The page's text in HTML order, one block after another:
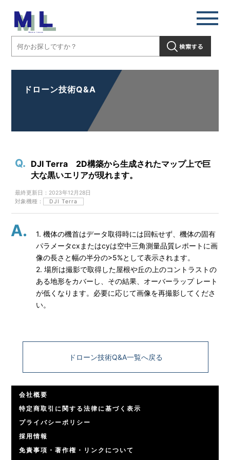
ドローン技術Q&A
DJI Terra 2D構築から生成されたマップ上で巨
大な黒いエリアが現れます。
最終更新日：2023年12月28日
対象機種：
DJI Terra
1. 機体の機首はデータ取得時には回転せず、機体の固有
パラメータcxまたはcyは空中三角測量品質レポートに画
像の長さと幅の半分の>5%として表示されます。
2. 場所は撮影で取得した屋根や丘の上のコントラストの
ある地形をカバーし、その結果、オーバーラップ レート
が低くなります。必要に応じて画像を再撮影してくださ
い。
ドローン技術Q&A一覧へ戻る
会社概要
特定商取引に関する法律に基づく表示
プライバシーポリシー
採用情報
免責事項・著作権・リンクについて